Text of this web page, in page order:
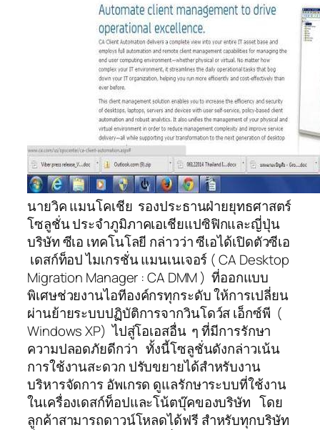
นายวิค แมนโคเชีย รองประธานฝ่ายยุทธศาสตร์
โซลูชั่น ประจำภูมิภาคเอเชียแปซิฟิกและญี่ปุ่น
บริษัท ซีเอ เทคโนโลยี กล่าวว่า ซีเอได้เปิดตัวซีเอ
เดสก์ท็อป ไมเกรชั่น แมนเนเจอร์ ( CA Desktop
Migration Manager : CA DMM ) ที่ออกแบบ
พิเศษช่วยงานไอทีองค์กรทุกระดับ ให้การเปลี่ยน
ผ่านย้ายระบบปฏิบัติการจากวินโดว์ส เอ็กซ์พี (
Windows XP) ไปสู่โอเอสอื่น ๆ ที่มีการรักษา
ความปลอดภัยดีกว่า ทั้งนี้โซลูชั่นดังกล่าวเน้น
การใช้งานสะดวก ปรับขยายได้สำหรับงาน
บริหารจัดการ อัพเกรด ดูแลรักษาระบบที่ใช้งาน
ในเครื่องเดสก์ท็อปและโน้ตบุ๊คของบริษัท โดย
ลูกค้าสามารถดาวน์โหลดได้ฟรี สำหรับทุกบริษัท